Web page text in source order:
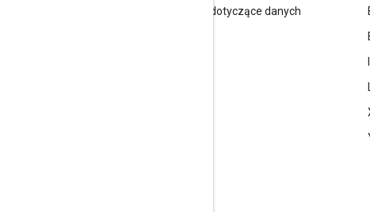
Usługi interfejsów API Google: zasady dotyczące danych